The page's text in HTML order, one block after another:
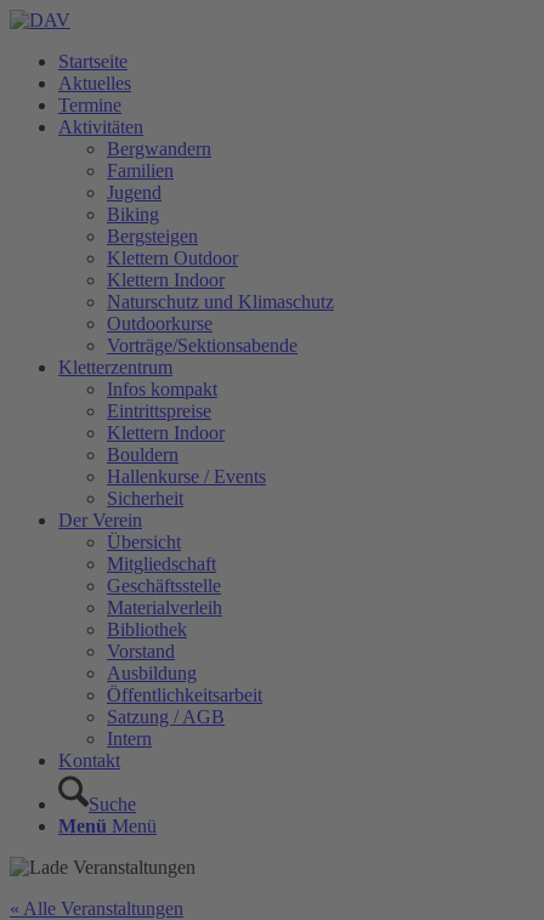
Startseite
Aktuelles
Termine
Aktivitäten
Bergwandern
Familien
Jugend
Biking
Bergsteigen
Klettern Outdoor
Klettern Indoor
Naturschutz und Klimaschutz
Outdoorkurse
Vorträge/Sektionsabende
Kletterzentrum
Infos kompakt
Eintrittspreise
Klettern Indoor
Bouldern
Hallenkurse / Events
Sicherheit
Der Verein
Übersicht
Mitgliedschaft
Geschäftsstelle
Materialverleih
Bibliothek
Vorstand
Ausbildung
Öffentlichkeitsarbeit
Satzung / AGB
Intern
Kontakt
Suche
Menü Menü
« Alle Veranstaltungen